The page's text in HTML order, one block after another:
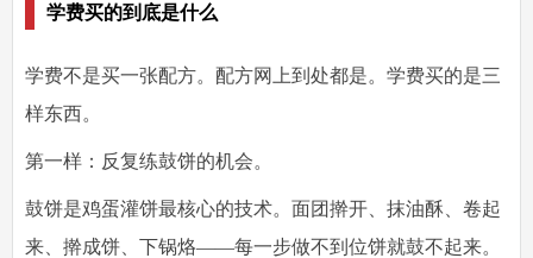
学费买的到底是什么
学费不是买一张配方。配方网上到处都是。学费买的是三
样东西。
第一样：反复练鼓饼的机会。
鼓饼是鸡蛋灌饼最核心的技术。面团擀开、抹油酥、卷起
来、擀成饼、下锅烙——每一步做不到位饼就鼓不起来。